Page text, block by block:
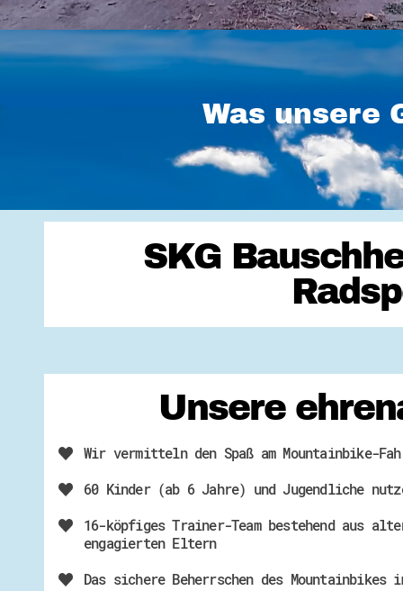
Was unsere
SKG
Unsere
Wir vermitteln den Spaß am Mountainbike-
60 Kinder (ab 6 Jahre) und Jugendliche
16-köpfiges Trainer-Team bestehend aus
engagierten Eltern
Das sichere Beherrschen des Mountainbikes